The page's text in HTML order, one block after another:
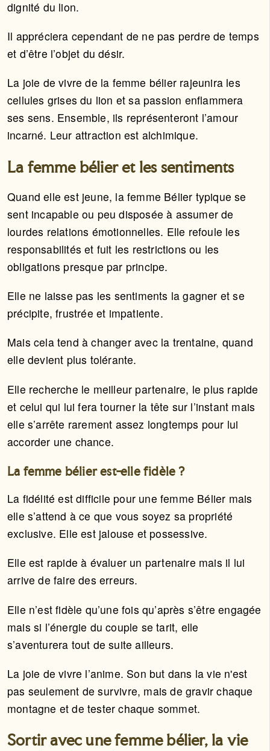
dignité du lion.
Il appréciera cependant de ne pas perdre de temps
et d’être l’objet du désir.
La joie de vivre de la femme bélier rajeunira les
cellules grises du lion et sa passion enflammera
ses sens. Ensemble, ils représenteront l’amour
incarné. Leur attraction est alchimique.
La femme bélier et les sentiments
Quand elle est jeune, la femme Bélier typique se
sent incapable ou peu disposée à assumer de
lourdes relations émotionnelles. Elle refoule les
responsabilités et fuit les restrictions ou les
obligations presque par principe.
Elle ne laisse pas les sentiments la gagner et se
précipite, frustrée et impatiente.
Mais cela tend à changer avec la trentaine, quand
elle devient plus tolérante.
Elle recherche le meilleur partenaire, le plus rapide
et celui qui lui fera tourner la tête sur l’instant mais
elle s’arrête rarement assez longtemps pour lui
accorder une chance.
La femme bélier est-elle fidèle ?
La fidélité est difficile pour une femme Bélier mais
elle s’attend à ce que vous soyez sa propriété
exclusive. Elle est jalouse et possessive.
Elle est rapide à évaluer un partenaire mais il lui
arrive de faire des erreurs.
Elle n’est fidèle qu’une fois qu’après s’être engagée
mais si l’énergie du couple se tarit, elle
s’aventurera tout de suite ailleurs.
La joie de vivre l’anime. Son but dans la vie n'est
pas seulement de survivre, mais de gravir chaque
montagne et de tester chaque sommet.
Sortir avec une femme bélier, la vie